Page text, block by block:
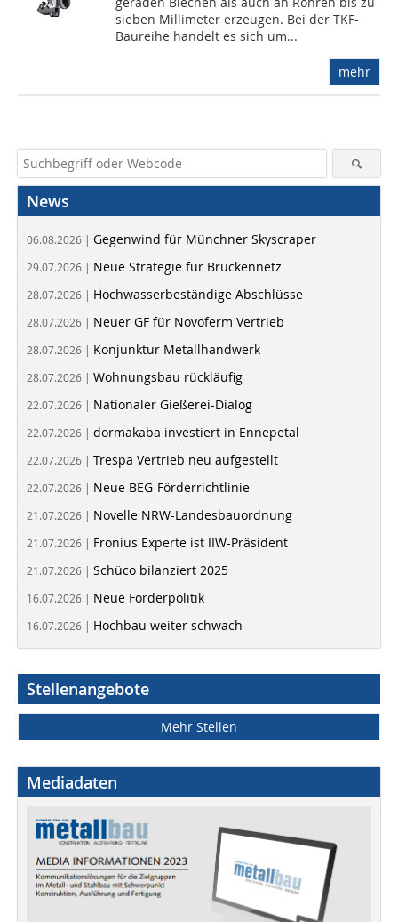
sieben Millimeter erzeugen. Bei der TKF-
Baureihe handelt es sich um...
mehr
News
06.08.2026 | Gegenwind für Münchner Skyscraper
29.07.2026 | Neue Strategie für Brückennetz
28.07.2026 | Hochwasserbeständige Abschlüsse
28.07.2026 | Neuer GF für Novoferm Vertrieb
28.07.2026 | Konjunktur Metallhandwerk
28.07.2026 | Wohnungsbau rückläufig
22.07.2026 | Nationaler Gießerei-Dialog
22.07.2026 | dormakaba investiert in Ennepetal
22.07.2026 | Trespa Vertrieb neu aufgestellt
22.07.2026 | Neue BEG-Förderrichtlinie
21.07.2026 | Novelle NRW-Landesbauordnung
21.07.2026 | Fronius Experte ist IIW-Präsident
21.07.2026 | Schüco bilanziert 2025
16.07.2026 | Neue Förderpolitik
16.07.2026 | Hochbau weiter schwach
Stellenangebote
Mehr Stellen
Mediadaten